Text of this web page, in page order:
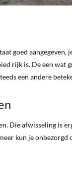
goed
rijk is. De een wat
een andere
Die afwisseling is
kun je onbezorgd